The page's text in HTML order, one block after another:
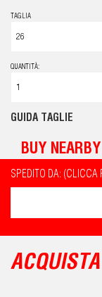
TAGLIA
QUANTITÀ:
GUIDA TAGLIE
BUY NEARBY
SPEDITO DA: (CLICCA